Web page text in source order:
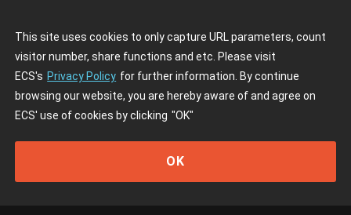
This site uses cookies to only capture URL parameters, count
visitor number, share functions and etc. Please visit
ECS's Privacy Policy for further information. By continue
browsing our website, you are hereby aware of and agree on
ECS' use of cookies by clicking "OK"
OK